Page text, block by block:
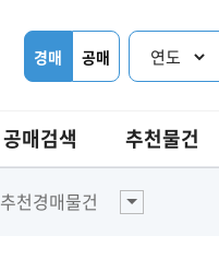
경매 공매
공매검색 추천물건
추천경매물건